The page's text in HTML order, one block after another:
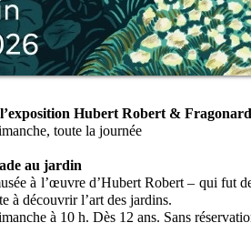
Hubert Robert &
toute la journée
au jardin
à l’œuvre d’Hubert Robert – qui fut
à découvrir l’art des jardins.
à 10 h. Dès 12 ans. Sans